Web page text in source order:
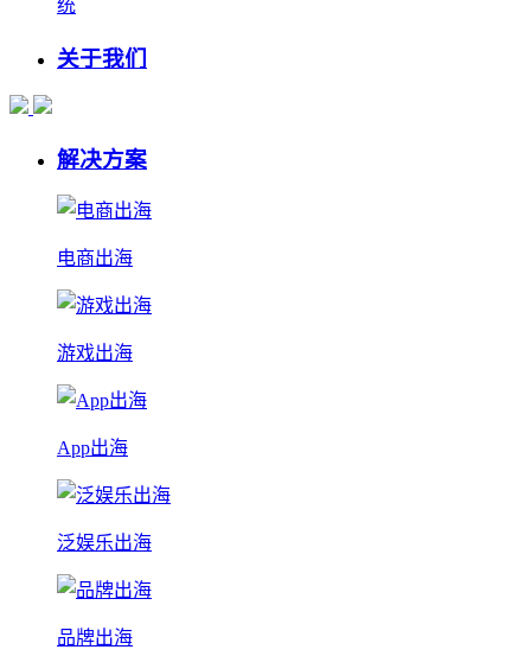
统
关于我们
解决方案
电商出海
游戏出海
App出海
泛娱乐出海
品牌出海